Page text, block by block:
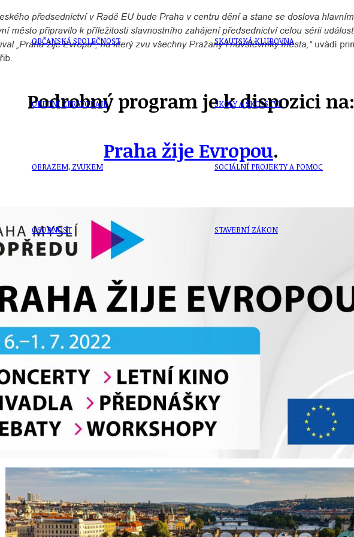
OBČANSKÁ SPOLEČNOST
OBECNÍ ZPRAVODAJE
OBRAZEM, ZVUKEM
OSOBNOST
SKAUTSKÁ KLUBOVNA
ŠKOLY A ŠKOLSTVÍ
SOCIÁLNÍ PROJEKTY A POMOC
STAVEBNÍ ZÁKON
Podrobný program je k dispozici na:
Praha žije Evropou.